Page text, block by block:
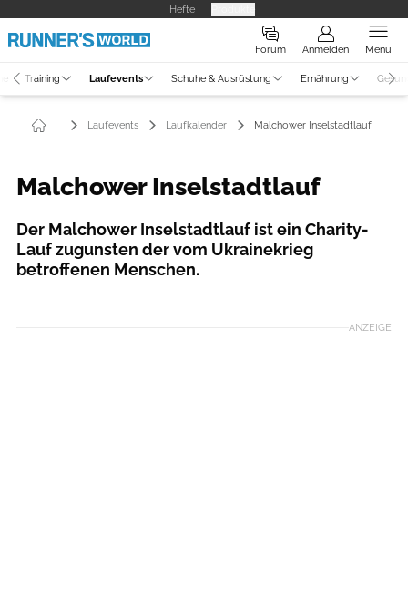
Hefte
Forum Anmelden Menü
Training Laufevents Schuhe & Ausrüstung Ernährung
Laufevents Laufkalender Malchower Inselstadtlauf
Malchower Inselstadtlauf
Der Malchower Inselstadtlauf ist ein Charity-
Lauf zugunsten der vom Ukrainekrieg
betroffenen Menschen.
ANZEIGE